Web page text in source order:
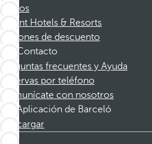
Socios
Dorint Hotels & Resorts
Cupones de descuento
Contacto
Preguntas frecuentes y Ayuda
Reservas por teléfono
Comunícate con nosotros
Aplicación de Barceló
Descargar